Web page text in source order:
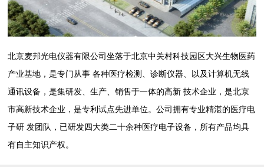
北京麦邦光电仪器有限公司坐落于北京中关村科技园区大兴生物医药
产业基地，是专门从事 各种医疗检测、诊断仪器、以及计算机无线
通讯设备，是集研发、生产、销售于一体的高新 技术企业，是北京
市高新技术企业，是专利试点先进单位。公司拥有专业精湛的医疗电
子研 发团队，已研发四大类二十余种医疗电子设备，所有产品均具
有自主知识产权。